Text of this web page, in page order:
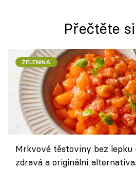
Přečtěte
ZELENINA
Mrkvové těstoviny bez lepku
zdravá a originální alternativa